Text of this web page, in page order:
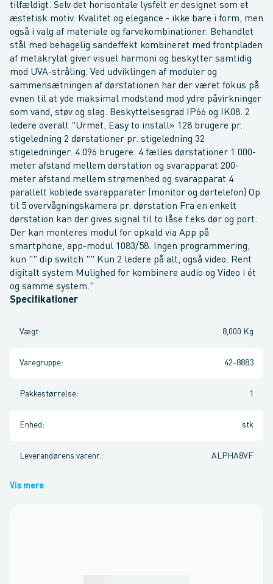
tilfældigt. Selv det horisontale lysfelt er designet som et
æstetisk motiv. Kvalitet og elegance - ikke bare i form, men
også i valg af materiale og farvekombinationer. Behandlet
stål med behagelig sandeffekt kombineret med frontpladen
af metakrylat giver visuel harmoni og beskytter samtidig
mod UVA-stråling. Ved udviklingen af moduler og
sammensætningen af dørstationen har der været fokus på
evnen til at yde maksimal modstand mod ydre påvirkninger
som vand, støv og slag. Beskyttelsesgrad IP66 og IK08. 2
ledere overalt "Urmet, Easy to install» 128 brugere pr.
stigeledning 2 dørstationer pr. stigeledning 32
stigeledninger. 4.096 brugere. 4 fælles dørstationer 1.000-
meter afstand mellem dørstation og svarapparat 200-
meter afstand mellem strømenhed og svarapparat 4
parallelt koblede svarapparater (monitor og dørtelefon) Op
til 5 overvågningskamera pr. dørstation Fra en enkelt
dørstation kan der gives signal til to låse f.eks dør og port.
Der kan monteres modul for opkald via App på
smartphone, app-modul 1083/58. Ingen programmering,
kun "" dip switch "" Kun 2 ledere på alt, også video. Rent
digitalt system Mulighed for kombinere audio og Video i ét
og samme system."
Specifikationer
Vægt: 8,000 Kg
Varegruppe: 42-8883
Pakkestørrelse: 1
Enhed : stk
Leverandørens varenr. : ALPHA8VF
Vis mere